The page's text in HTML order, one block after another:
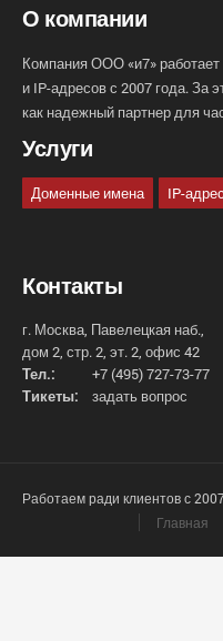
О компании
Компания ООО «и7»
и IP-адресов с 2007 года. За
как надежный партнер для
Услуги
Доменные имена IP-
Контакты
г. Москва, Павелецкая наб.,
дом 2, стр. 2, эт. 2, офис 42
Тел.:
+7 (495) 727-73-77
Тикеты:
задать вопрос
Работаем ради клиентов с
Главная